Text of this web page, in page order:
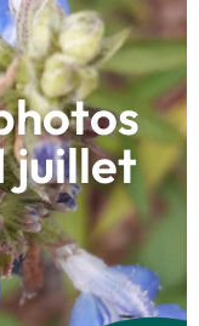
juillet